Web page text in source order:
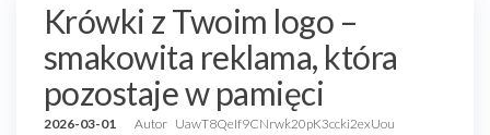
Krówki z Twoim logo –
smakowita reklama, która
pozostaje w pamięci
2026-03-01 Autor UawT8QeIf9CNrwk20pK3ccki2exUou